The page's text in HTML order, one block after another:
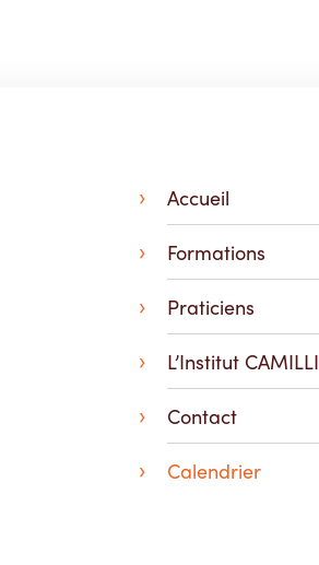
Accueil
Formations
Praticiens
L’Institut CAMILLI
Contact
Calendrier